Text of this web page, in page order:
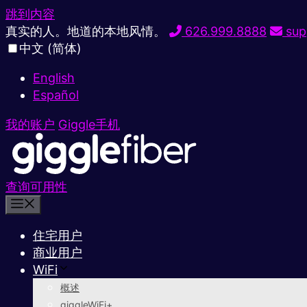
跳到内容
真实的人。地道的本地风情。
626.999.8888
中文 (简体)
English
Español
我的账户 Giggle手机
查询可用性
住宅用户
商业用户
WiFi
概述
giggleWiFi+